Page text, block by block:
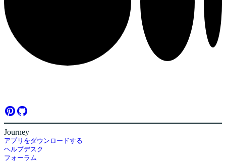
Journey
アプリをダウンロードする
ヘルプデスク
フォーラム